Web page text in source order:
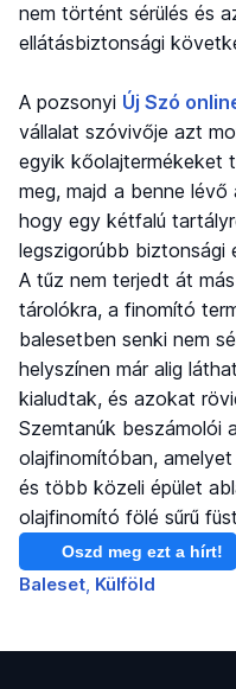
nem történt sérülés és
ellátásbiztonsági
A pozsonyi Új Szó
vállalat szóvivője azt
egyik kőolajtermékeket
meg, majd a benne
hogy egy kétfalú
legszigorúbb biztonsági
A tűz nem terjedt át
tárolókra, a finomító
balesetben senki nem
helyszínen már alig
kialudtak, és azokat
Szemtanúk beszámolói
olajfinomítóban,
és több közeli épület
olajfinomító fölé sűrű
Oszd meg ezt a hírt!
Baleset Külföld